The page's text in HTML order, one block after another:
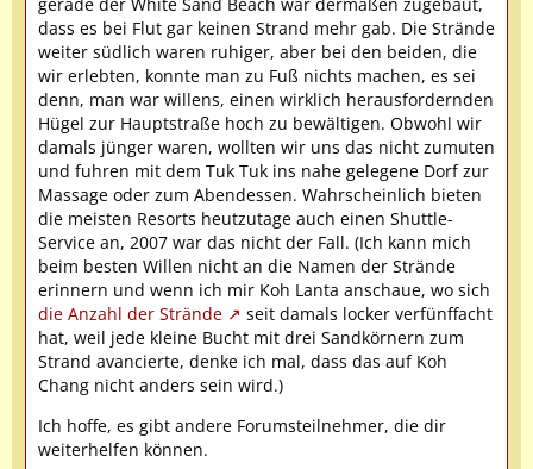
dass es bei Flut gar keinen Strand mehr gab. Die Strände
weiter südlich waren ruhiger, aber bei den beiden, die
wir erlebten, konnte man zu Fuß nichts machen, es sei
denn, man war willens, einen wirklich herausfordernden
Hügel zur Hauptstraße hoch zu bewältigen. Obwohl wir
damals jünger waren, wollten wir uns das nicht zumuten
und fuhren mit dem Tuk Tuk ins nahe gelegene Dorf zur
Massage oder zum Abendessen. Wahrscheinlich bieten
die meisten Resorts heutzutage auch einen Shuttle-
Service an, 2007 war das nicht der Fall. (Ich kann mich
beim besten Willen nicht an die Namen der Strände
erinnern und wenn ich mir Koh Lanta anschaue, wo sich
die Anzahl der Strände
seit damals locker verfünffacht
hat, weil jede kleine Bucht mit drei Sandkörnern zum
Strand avancierte, denke ich mal, dass das auf Koh
Chang nicht anders sein wird.)
Ich hoffe, es gibt andere Forumsteilnehmer, die dir
weiterhelfen können.